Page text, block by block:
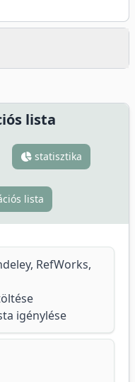
lista
statisztika
lista
RefWorks,
igénylése